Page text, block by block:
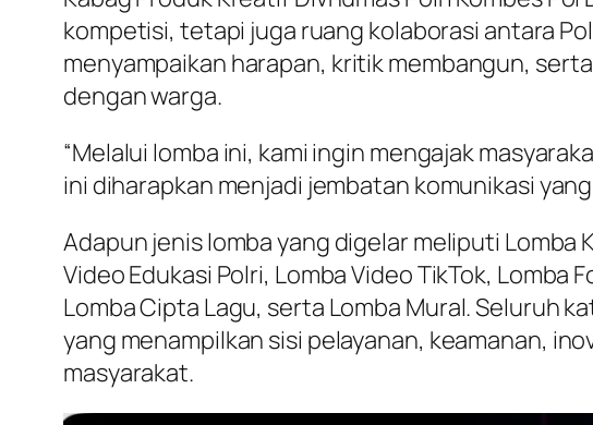
kompetisi, tetapi juga ruang kolaborasi antara
menyampaikan harapan, kritik membangun,
dengan warga.
“Melalui lomba ini, kami ingin mengajak
ini diharapkan menjadi jembatan komunikasi
Adapun jenis lomba yang digelar meliputi
Video Edukasi Polri, Lomba Video TikTok, Lomba
Lomba Cipta Lagu, serta Lomba Mural. Seluruh
yang menampilkan sisi pelayanan, keamanan,
masyarakat.